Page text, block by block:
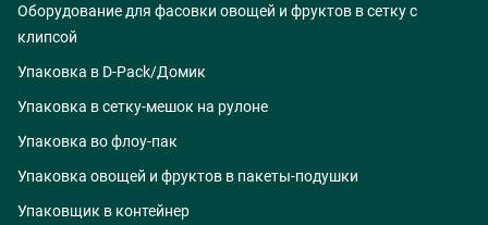
Оборудование для фасовки овощей и фруктов в сетку с
клипсой
Упаковка в D-Pack/Домик
Упаковка в сетку-мешок на рулоне
Упаковка во флоу-пак
Упаковка овощей и фруктов в пакеты-подушки
Упаковщик в контейнер